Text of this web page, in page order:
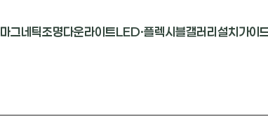
마그네틱조명다운라이트LED·플렉시블갤러리설치가이